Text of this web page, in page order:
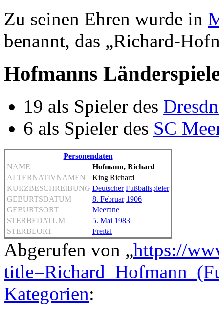
Zu seinen Ehren wurde in
benannt, das „Richard-
Hofmanns
19 als Spieler des
6 als Spieler des SC
Personendaten
NAME
Hofmann, Richard
ALTERNATIVNAMEN
King Richard
KURZBESCHREIBUNG Deutscher Fußballspieler
GEBURTSDATUM
8. Februar 1906
GEBURTSORT
Meerane
STERBEDATUM
5. Mai 1983
STERBEORT
Freital
Abgerufen von „https://
Kategorien: